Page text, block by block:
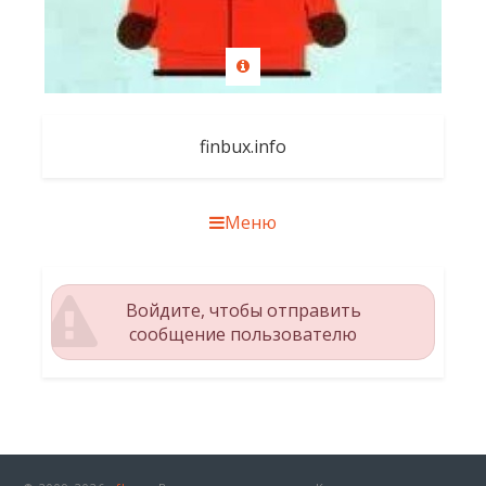
finbux.info
Меню
Войдите, чтобы отправить
сообщение пользователю